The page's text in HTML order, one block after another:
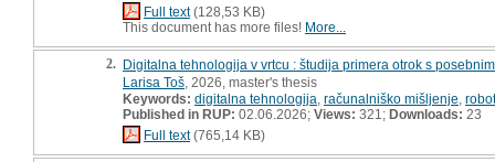
Full text(128,53 KB)
This document has more files! More...
2. Digitalna tehnologija v vrtcu : študija primera otrok s
Larisa Toš , 2026, master's thesis
Keywords: digitalna tehnologija računalniško mišljenje
Published in RUP: 02.06.2026; Views: 321; Downloads: 23
Full text(765,14 KB)